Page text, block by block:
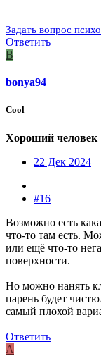
Задать вопрос
Ответить
B
bonya94
Cool
Хороший человек
22 Дек 2024
#16
Возможно есть
что-то там есть.
или ещё что-то
поверхности.
Но можно нанять
парень будет
самый плохой
Ответить
A